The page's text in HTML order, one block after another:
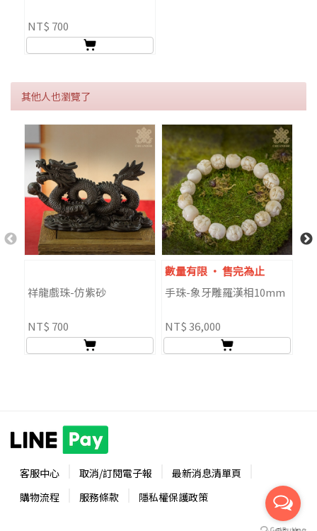
NT$ 700
其他人也瀏覽了
祥龍戲珠-仿紫砂
NT$ 700
數量有限 ‧ 售完為止
手珠-象牙雕羅漢相10mm
NT$ 36,000
客服中心 取消/訂閱電子報
最新消息清單頁
購物流程
服務條款 隱私權保護政策